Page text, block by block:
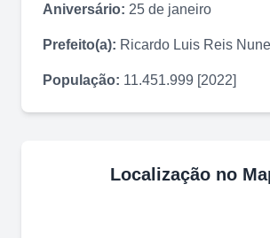
Aniversário: 25 de janeiro
Prefeito(a): Ricardo Luis Reis
População: 11.451.999 [2022]
Localização no